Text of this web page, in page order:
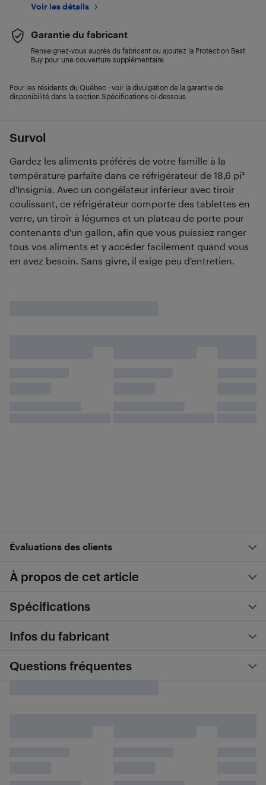
Survol
Gardez les aliments préférés de votre famille à la
température parfaite dans ce réfrigérateur de 18,6 pi³
d'Insignia. Avec un congélateur inférieur avec tiroir
coulissant, ce réfrigérateur comporte des tablettes en
verre, un tiroir à légumes et un plateau de porte pour
contenants d'un gallon, afin que vous puissiez ranger
tous vos aliments et y accéder facilement quand vous
en avez besoin. Sans givre, il exige peu d'entretien.
Voir les détails
Garantie du fabricant
Renseignez-vous auprès du fabricant ou ajoutez la Protection Best
Buy pour une couverture supplémentaire.
Pour les résidents du Québec : voir la divulgation de la garantie de
disponibilité dans la section Spécifications ci-dessous.
Évaluations des clients
À propos de cet article
Spécifications
Infos du fabricant
Questions fréquentes